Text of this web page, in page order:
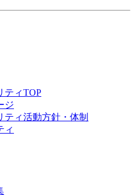
ティTOP
ジ
ティ活動方針・体制
ィ